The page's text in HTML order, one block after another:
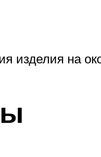
изделия на